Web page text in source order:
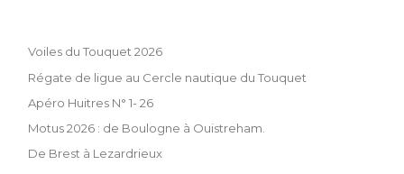
Voiles du Touquet 2026
Régate de ligue au Cercle nautique du Touquet
Apéro Huitres N° 1- 26
Motus 2026 : de Boulogne à Ouistreham.
De Brest à Lezardrieux